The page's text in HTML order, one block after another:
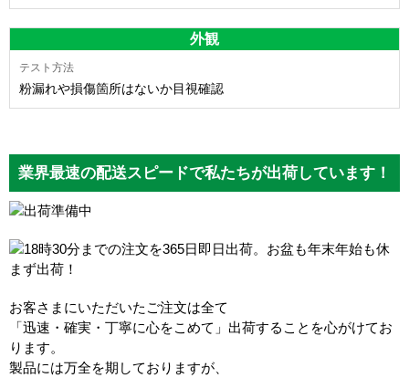
外観
粉漏れや損傷箇所はないか目視確認
業界最速の配送スピードで私たちが出荷しています！
お客さまにいただいたご注文は全て
「迅速・確実・丁寧に心をこめて」出荷することを心がけてお
ります。
製品には万全を期しておりますが、